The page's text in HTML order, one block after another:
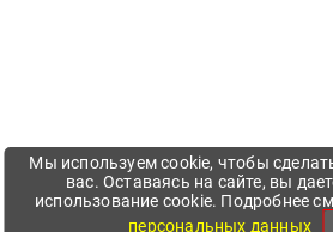
Мы используем cookie, чтобы
вас. Оставаясь на сайте, вы
использование cookie. Подробнее
персональных данных